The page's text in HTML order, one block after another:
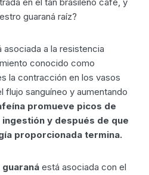
guaraná raíz?
asociada a la resistencia
conocido como
la contracción en los vasos
flujo sanguíneo y aumentando
promueve picos de
y después de que
proporcionada termina.
está asociada con el